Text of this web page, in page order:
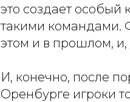
это создает особый
такими командами.
этом и в прошлом,
И, конечно, после
Оренбурге игроки